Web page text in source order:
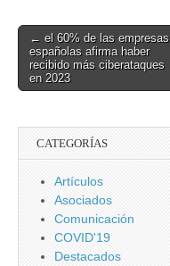
Post
navigation
← el 60% de las empresas
españolas afirma haber
recibido más ciberataques
en 2023
CATEGORÍAS
Artículos
Asociados
Comunicación
COVID'19
Destacados